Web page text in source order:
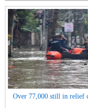
Over 77,000 still in relief